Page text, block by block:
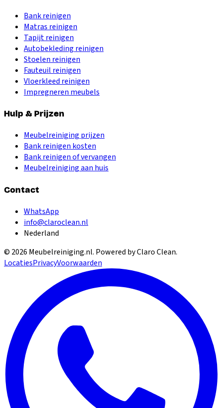
Bank reinigen
Matras reinigen
Tapijt reinigen
Autobekleding reinigen
Stoelen reinigen
Fauteuil reinigen
Vloerkleed reinigen
Impregneren meubels
Hulp & Prijzen
Meubelreiniging prijzen
Bank reinigen kosten
Bank reinigen of vervangen
Meubelreiniging aan huis
Contact
WhatsApp
info@claroclean.nl
Nederland
© 2026 Meubelreiniging.nl. Powered by Claro Clean.
LocatiesPrivacyVoorwaarden